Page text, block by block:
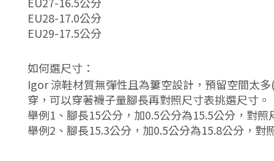
EU28-17.0公分
EU29-17.5公分
如何選尺寸：
Igor 涼鞋材質無彈性且為簍空設計，預留空間太
穿，可以穿著襪子量腳長再對照尺寸表挑選尺寸。
舉例1、腳長15公分，加0.5公分為15.5公分，對
舉例2、腳長15.3公分，加0.5公分為15.8公分，